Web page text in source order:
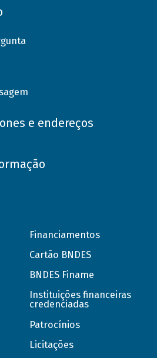
e endereços
Financiamentos
Cartão BNDES
BNDES Finame
Instituições financeiras
credenciadas
Patrocínios
Licitações